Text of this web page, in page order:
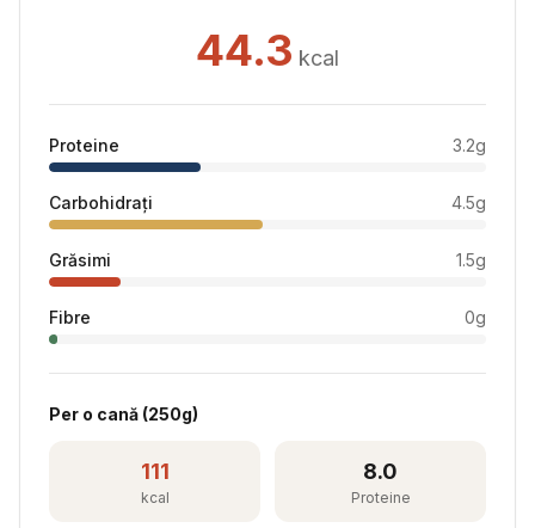
44.3 kcal
Proteine 3.2g
Carbohidrați 4.5g
Grăsimi 1.5g
Fibre 0g
Per o cană (250g)
111
kcal
8.0
Proteine